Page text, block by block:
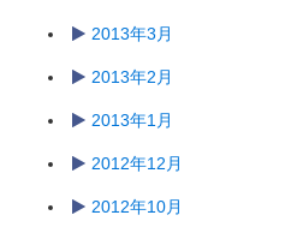
2013年3月
2013年2月
2013年1月
2012年12月
2012年10月